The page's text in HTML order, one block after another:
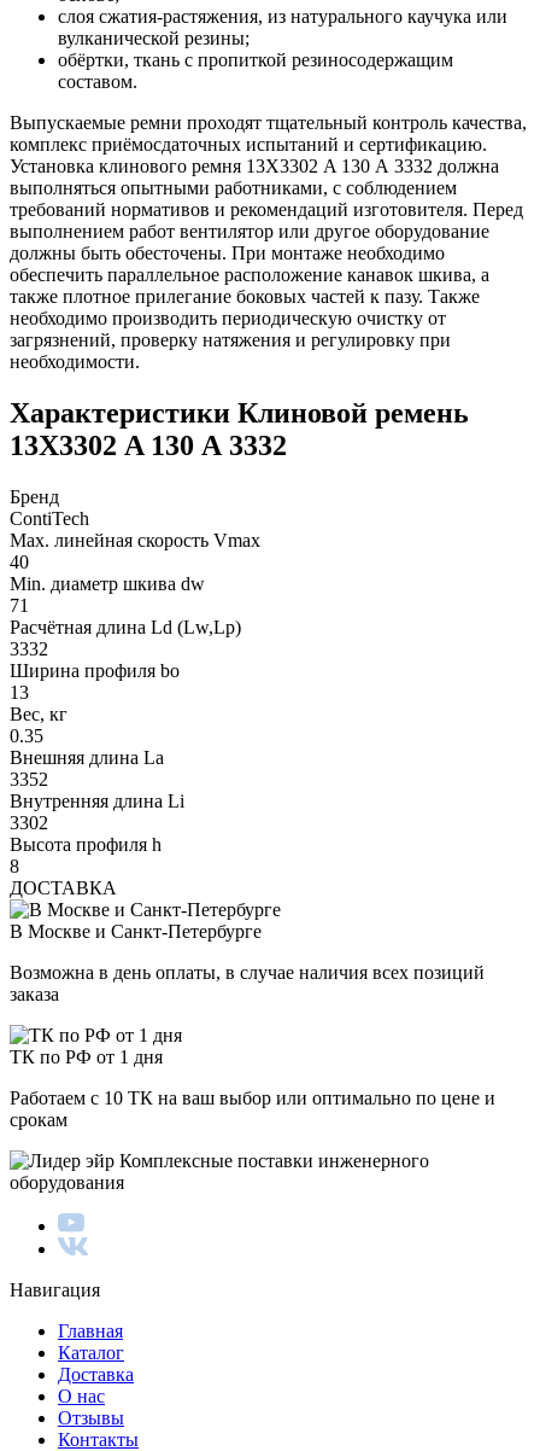
слоя сжатия-растяжения, из натурального каучука или
вулканической резины;
обёртки, ткань с пропиткой резиносодержащим
составом.
Выпускаемые ремни проходят тщательный контроль качества,
комплекс приёмосдаточных испытаний и сертификацию.
Установка клинового ремня 13Х3302 A 130 А 3332 должна
выполняться опытными работниками, с соблюдением
требований нормативов и рекомендаций изготовителя. Перед
выполнением работ вентилятор или другое оборудование
должны быть обесточены. При монтаже необходимо
обеспечить параллельное расположение канавок шкива, а
также плотное прилегание боковых частей к пазу. Также
необходимо производить периодическую очистку от
загрязнений, проверку натяжения и регулировку при
необходимости.
Характеристики Клиновой ремень
13Х3302 A 130 А 3332
Бренд
ContiTech
Max. линейная скорость Vmax
40
Min. диаметр шкива dw
71
Расчётная длина Ld (Lw,Lp)
3332
Ширина профиля bo
13
Вес, кг
0.35
Внешняя длина La
3352
Внутренняя длина Li
3302
Высота профиля h
8
ДОСТАВКА
В Москве и Санкт-Петербурге
Возможна в день оплаты, в случае наличия всех позиций
заказа
ТК по РФ от 1 дня
Работаем с 10 ТК на ваш выбор или оптимально по цене и
срокам
Комплексные поставки инженерного
оборудования
Навигация
Главная
Каталог
Доставка
О нас
Отзывы
Контакты